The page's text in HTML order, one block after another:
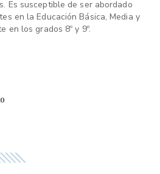
Es susceptible de ser abordado
en la Educación Básica, Media y
en los grados 8º y 9º.